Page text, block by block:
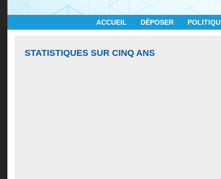
ACCUEIL DÉPOSER
STATISTIQUES SUR CINQ ANS